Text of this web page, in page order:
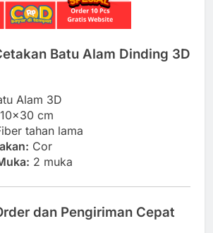
Batu Alam Dinding 3D
Alam 3D
10×30 cm
tahan lama
Cor
2 muka
dan Pengiriman Cepat